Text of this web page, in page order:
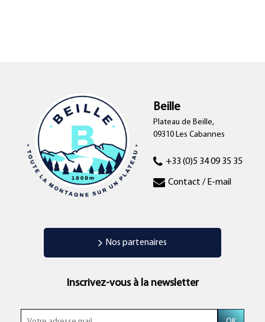
Beille
Plateau de Beille,
09310 Les Cabannes
+33 (0)5 34 09 35 35
Contact / E-mail
Nos partenaires
Inscrivez-vous à la newsletter